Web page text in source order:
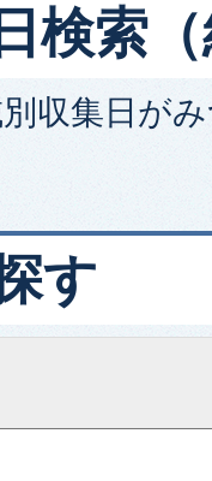
検索
収集日 が
す